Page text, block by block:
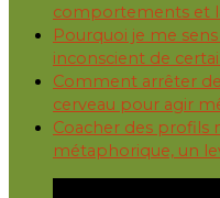
comportements et
Pourquoi je me
inconscient de
Comment arrêter
cerveau pour agir
Coacher des profils
métaphorique, un